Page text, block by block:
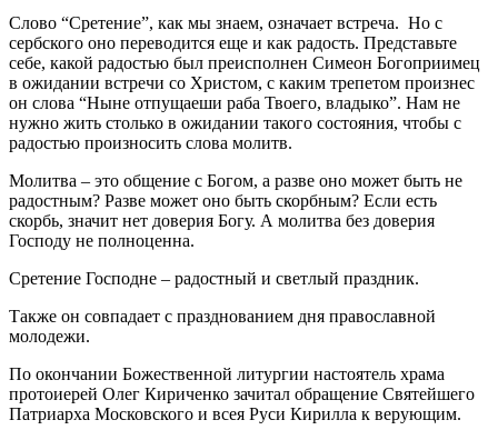
Слово “Сретение”, как мы знаем, означает встреча. Но с
сербского оно переводится еще и как радость. Представьте
себе, какой радостью был преисполнен Симеон Богоприимец
в ожидании встречи со Христом, с каким трепетом произнес
он слова “Ныне отпущаеши раба Твоего, владыко”. Нам не
нужно жить столько в ожидании такого состояния, чтобы с
радостью произносить слова молитв.
Молитва – это общение с Богом, а разве оно может быть не
радостным? Разве может оно быть скорбным? Если есть
скорбь, значит нет доверия Богу. А молитва без доверия
Господу не полноценна.
Сретение Господне – радостный и светлый праздник.
Также он совпадает с празднованием дня православной
молодежи.
По окончании Божественной литургии настоятель храма
протоиерей Олег Кириченко зачитал обращение Святейшего
Патриарха Московского и всея Руси Кирилла к верующим.